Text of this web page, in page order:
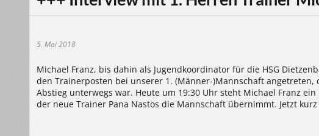
5. Mai 2018
Michael Franz, bis dahin als Jugendkoordinator für die HSG
den Trainerposten bei unserer 1. (Männer-)Mannschaft
Abstieg unterwegs war. Heute um 19:30 Uhr steht Michael Franz
der neue Trainer Pana Nastos die Mannschaft übernimmt. Jetzt